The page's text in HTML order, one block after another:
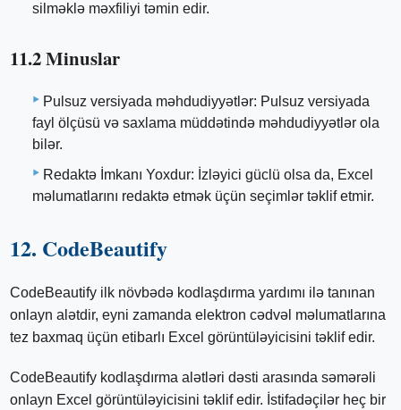
silməklə məxfiliyi təmin edir.
11.2 Minuslar
Pulsuz versiyada məhdudiyyətlər: Pulsuz versiyada
fayl ölçüsü və saxlama müddətində məhdudiyyətlər ola
bilər.
Redaktə İmkanı Yoxdur: İzləyici güclü olsa da, Excel
məlumatlarını redaktə etmək üçün seçimlər təklif etmir.
12. CodeBeautify
CodeBeautify ilk növbədə kodlaşdırma yardımı ilə tanınan
onlayn alətdir, eyni zamanda elektron cədvəl məlumatlarına
tez baxmaq üçün etibarlı Excel görüntüləyicisini təklif edir.
CodeBeautify kodlaşdırma alətləri dəsti arasında səmərəli
onlayn Excel görüntüləyicisini təklif edir. İstifadəçilər heç bir